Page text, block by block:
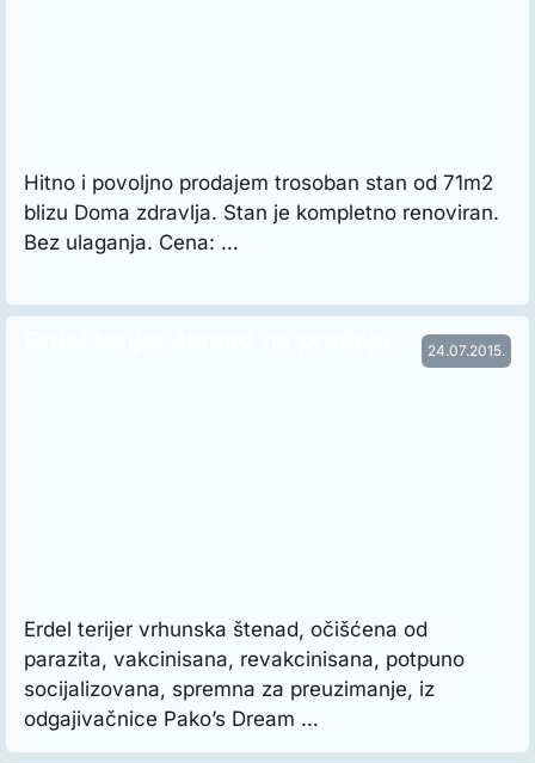
Hitno i povoljno prodajem trosoban stan od 71m2
blizu Doma zdravlja. Stan je kompletno renoviran.
Bez ulaganja. Cena: …
24.07.2015.
Erdel terijer vrhunska štenad, očišćena od
parazita, vakcinisana, revakcinisana, potpuno
socijalizovana, spremna za preuzimanje, iz
odgajivačnice Pako’s Dream …